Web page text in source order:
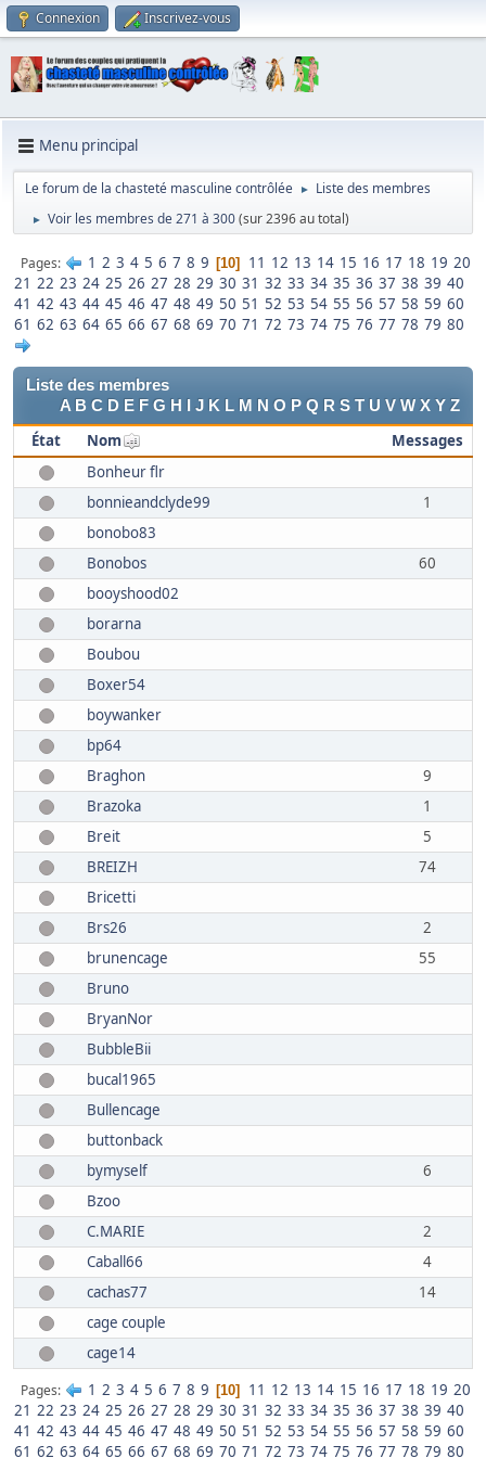
Connexion Inscrivez-vous
Menu principal
Le forum de la chasteté masculine contrôlée ► Liste des membres
► Voir les membres de 271 à 300(sur 2396 au total)
Pages 1 2 3 4 5 6 7 8 9 10 11 12 13 14 15 16 17 18 19 20
21 22 23 24 25 26 27 28 29 30 31 32 33 34 35 36 37 38 39 40
41 42 43 44 45 46 47 48 49 50 51 52 53 54 55 56 57 58 59 60
61 62 63 64 65 66 67 68 69 70 71 72 73 74 75 76 77 78 79 80
Liste des membres
A B C D E F G H I J K L M N O P Q R S T U V W X Y Z
État Nom
Messages
Bonheur flr
bonnieandclyde99
1
bonobo83
Bonobos
60
booyshood02
borarna
Boubou
Boxer54
boywanker
bp64
Braghon
9
Brazoka
1
Breit
5
BREIZH
74
Bricetti
Brs26
2
brunencage
55
Bruno
BryanNor
BubbleBii
bucal1965
Bullencage
buttonback
bymyself
6
Bzoo
C.MARIE
2
Caball66
4
cachas77
14
cage couple
cage14
Pages 1 2 3 4 5 6 7 8 9 10 11 12 13 14 15 16 17 18 19 20
21 22 23 24 25 26 27 28 29 30 31 32 33 34 35 36 37 38 39 40
41 42 43 44 45 46 47 48 49 50 51 52 53 54 55 56 57 58 59 60
61 62 63 64 65 66 67 68 69 70 71 72 73 74 75 76 77 78 79 80